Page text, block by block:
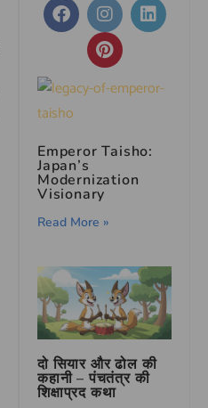
Emperor Taisho:
Japan’s
Modernization
Visionary
Read More »
दो सियार और ढोल की
कहानी – पंचतंत्र की
शिक्षाप्रद कथा